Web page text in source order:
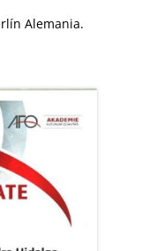
Alemania.